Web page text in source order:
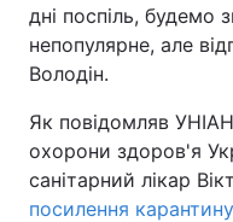
дні поспіль, будемо
непопулярне, але
Володін.
Як повідомляв
охорони здоров'я
санітарний лікар
посилення карантину